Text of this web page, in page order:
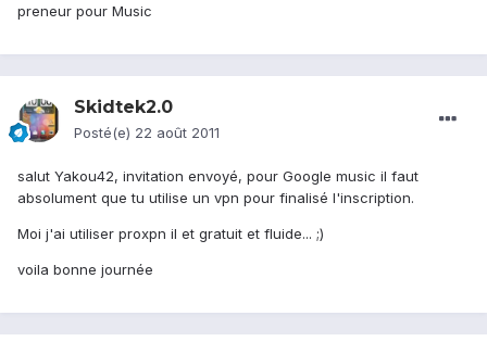
preneur pour Music
Skidtek2.0
Posté(e) 22 août 2011
salut Yakou42, invitation envoyé, pour Google music il faut
absolument que tu utilise un vpn pour finalisé l'inscription.
Moi j'ai utiliser proxpn il et gratuit et fluide... ;)
voila bonne journée